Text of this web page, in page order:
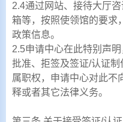
2.4通过网站、接待大厅
箱等，按照使领馆的要求
政策信息。
2.5申请中心在此特别声
批准、拒签及签证/认证
属职权，申请中心对此不
释或者其它法律义务。